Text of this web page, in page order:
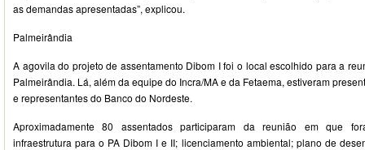
as demandas apresentadas”, explicou.
Palmeirândia
A agovila do projeto de assentamento Dibom I foi o local escolhido para a
Palmeirândia. Lá, além da equipe do Incra/MA e da Fetaema, estiveram
e representantes do Banco do Nordeste.
Aproximadamente 80 assentados participaram da reunião em que
infraestrutura para o PA Dibom I e II; licenciamento ambiental; plano de